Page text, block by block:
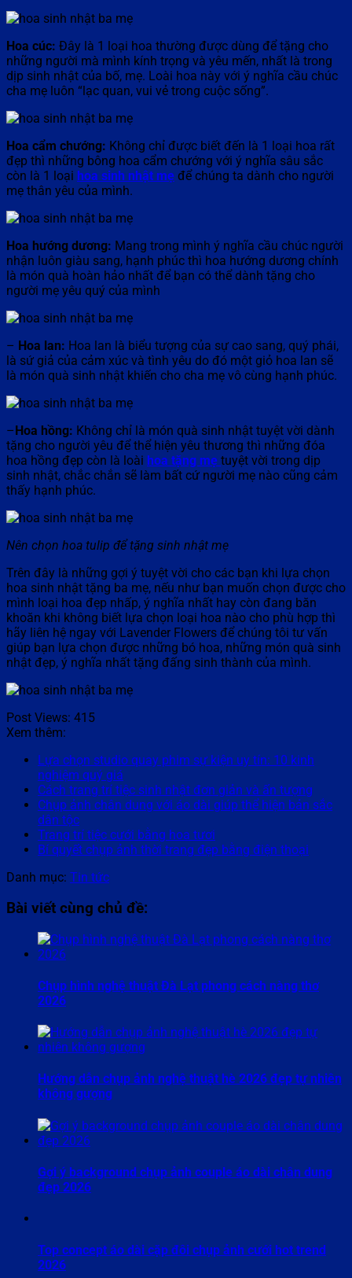
Hoa cúc: Đây là 1 loại hoa thường được dùng để tặng cho
những người mà mình kính trọng và yêu mến, nhất là trong
dịp sinh nhật của bố, mẹ. Loài hoa này với ý nghĩa cầu chúc
cha mẹ luôn “lạc quan, vui vẻ trong cuộc sống”.
Hoa cẩm chướng: Không chỉ được biết đến là 1 loại hoa rất
đẹp thì những bông hoa cẩm chướng với ý nghĩa sâu sắc
còn là 1 loại hoa sinh nhật mẹ để chúng ta dành cho người
mẹ thân yêu của mình.
Hoa hướng dương: Mang trong mình ý nghĩa cầu chúc người
nhận luôn giàu sang, hạnh phúc thì hoa hướng dương chính
là món quà hoàn hảo nhất để bạn có thể dành tặng cho
người mẹ yêu quý của mình
– Hoa lan: Hoa lan là biểu tượng của sự cao sang, quý phái,
là sứ giả của cảm xúc và tình yêu do đó một giỏ hoa lan sẽ
là món quà sinh nhật khiến cho cha mẹ vô cùng hạnh phúc.
–Hoa hồng: Không chỉ là món quà sinh nhật tuyệt vời dành
tặng cho người yêu để thể hiện yêu thương thì những đóa
hoa hồng đẹp còn là loài hoa tặng mẹ tuyệt vời trong dịp
sinh nhật, chắc chắn sẽ làm bất cứ người mẹ nào cũng cảm
thấy hạnh phúc.
Nên chọn hoa tulip để tặng sinh nhật mẹ
Trên đây là những gợi ý tuyệt vời cho các bạn khi lựa chọn
hoa sinh nhật tặng ba mẹ, nếu như bạn muốn chọn được cho
mình loại hoa đẹp nhấp, ý nghĩa nhất hay còn đang băn
khoăn khi không biết lựa chọn loại hoa nào cho phù hợp thì
hãy liên hệ ngay với Lavender Flowers để chúng tôi tư vấn
giúp bạn lựa chọn được những bó hoa, những món quà sinh
nhật đẹp, ý nghĩa nhất tặng đấng sinh thành của mình.
Post Views: 415
Xem thêm:
Lựa chọn studio quay phim sự kiện uy tín: 10 kinh
nghiệm quý giá
Cách trang trí tiệc sinh nhật đơn giản và ấn tượng
Chụp ảnh chân dung với áo dài giúp thể hiện bản sắc
dân tộc
Trang trí tiệc cưới bằng hoa tươi
Bí quyết chụp ảnh thời trang đẹp bằng điện thoại
Danh mục: Tin tức
Bài viết cùng chủ đề:
Chụp hình nghệ thuật Đà Lạt phong cách nàng thơ
2026
Hướng dẫn chụp ảnh nghệ thuật hè 2026 đẹp tự nhiên
không gượng
Gợi ý background chụp ảnh couple áo dài chân dung
đẹp 2026
Top concept áo dài cặp đôi chụp ảnh cưới hot trend
2026